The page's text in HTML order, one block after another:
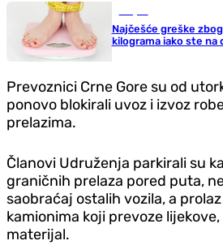
Najčešće greške
kilograma iako ste na
Prevoznici Crne Gore su od
ponovo blokirali uvoz i izvoz
prelazima.
Članovi Udruženja parkirali su
graničnih prelaza pored puta,
saobraćaj ostalih vozila, a
kamionima koji prevoze
materijal.